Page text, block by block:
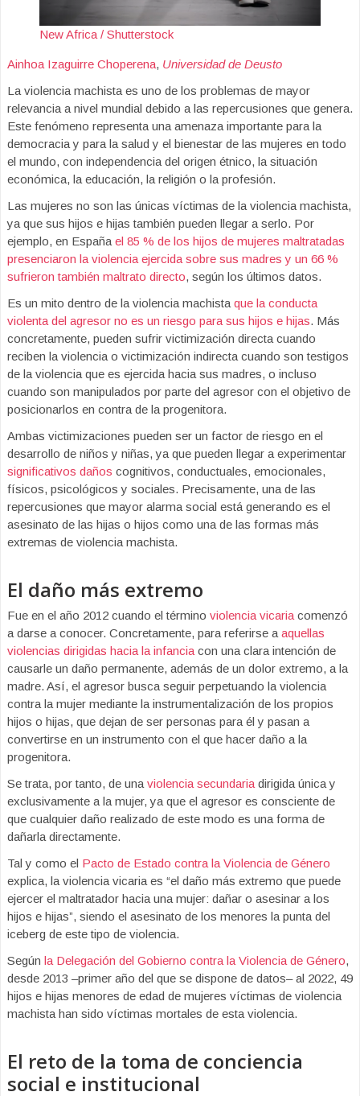
New Africa / Shutterstock
Ainhoa Izaguirre Choperena, Universidad de Deusto
La violencia machista es uno de los problemas de mayor
relevancia a nivel mundial debido a las repercusiones que genera.
Este fenómeno representa una amenaza importante para la
democracia y para la salud y el bienestar de las mujeres en todo
el mundo, con independencia del origen étnico, la situación
económica, la educación, la religión o la profesión.
Las mujeres no son las únicas víctimas de la violencia machista,
ya que sus hijos e hijas también pueden llegar a serlo. Por
ejemplo, en España el 85 % de los hijos de mujeres maltratadas
presenciaron la violencia ejercida sobre sus madres y un 66 %
sufrieron también maltrato directo, según los últimos datos.
Es un mito dentro de la violencia machista que la conducta
violenta del agresor no es un riesgo para sus hijos e hijas. Más
concretamente, pueden sufrir victimización directa cuando
reciben la violencia o victimización indirecta cuando son testigos
de la violencia que es ejercida hacia sus madres, o incluso
cuando son manipulados por parte del agresor con el objetivo de
posicionarlos en contra de la progenitora.
Ambas victimizaciones pueden ser un factor de riesgo en el
desarrollo de niños y niñas, ya que pueden llegar a experimentar
significativos daños cognitivos, conductuales, emocionales,
físicos, psicológicos y sociales. Precisamente, una de las
repercusiones que mayor alarma social está generando es el
asesinato de las hijas o hijos como una de las formas más
extremas de violencia machista.
El daño más extremo
Fue en el año 2012 cuando el término violencia vicaria comenzó
a darse a conocer. Concretamente, para referirse a aquellas
violencias dirigidas hacia la infancia con una clara intención de
causarle un daño permanente, además de un dolor extremo, a la
madre. Así, el agresor busca seguir perpetuando la violencia
contra la mujer mediante la instrumentalización de los propios
hijos o hijas, que dejan de ser personas para él y pasan a
convertirse en un instrumento con el que hacer daño a la
progenitora.
Se trata, por tanto, de una violencia secundaria dirigida única y
exclusivamente a la mujer, ya que el agresor es consciente de
que cualquier daño realizado de este modo es una forma de
dañarla directamente.
Tal y como el Pacto de Estado contra la Violencia de Género
explica, la violencia vicaria es “el daño más extremo que puede
ejercer el maltratador hacia una mujer: dañar o asesinar a los
hijos e hijas”, siendo el asesinato de los menores la punta del
iceberg de este tipo de violencia.
Según la Delegación del Gobierno contra la Violencia de Género,
desde 2013 –primer año del que se dispone de datos– al 2022, 49
hijos e hijas menores de edad de mujeres víctimas de violencia
machista han sido víctimas mortales de esta violencia.
El reto de la toma de conciencia
social e institucional